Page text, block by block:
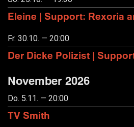
Eleine | Support: Rexoria
Fr. 30.10. — 20:00
Der Dicke Polizist |
November 2026
Do. 5.11. — 20:00
TV Smith